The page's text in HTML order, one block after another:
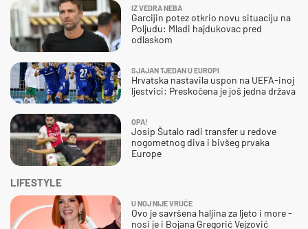
IZ VEDRA NEBA
Garcijin potez otkrio novu situaciju na
Poljudu: Mladi hajdukovac pred
odlaskom
SJAJAN TJEDAN U EUROPI
Hrvatska nastavila uspon na UEFA-inoj
ljestvici: Preskočena je još jedna država
OPA!
Josip Šutalo radi transfer u redove
nogometnog diva i bivšeg prvaka
Europe
LIFESTYLE
U NOJ NIJE VRUĆE
Ovo je savršena haljina za ljeto i more -
nosi je i Bojana Gregorić Vejzović